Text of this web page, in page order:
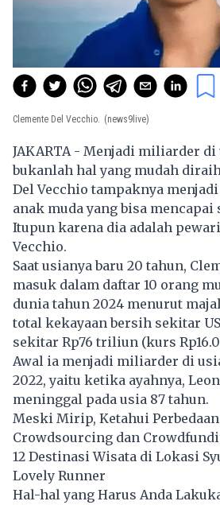
Clemente Del Vecchio. (news9live)
JAKARTA - Menjadi miliarder di
bukanlah hal yang mudah
Del Vecchio tampaknya
anak muda yang bisa mencapai
Itupun karena dia adalah
Vecchio.
Saat usianya baru 20 tahun,
masuk dalam daftar 10 orang
dunia tahun 2024 menurut
total kekayaan bersih sekitar
sekitar Rp76 triliun (kurs
Awal ia menjadi miliarder di
2022, yaitu ketika ayahnya,
meninggal pada usia 87 tahun.
Meski Mirip, Ketahui
Crowdsourcing dan
12 Destinasi Wisata di Lokasi
Lovely Runner
Hal-hal yang Harus Anda